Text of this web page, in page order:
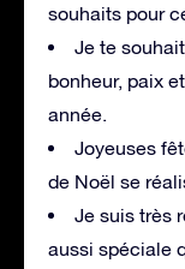
souhaits pour
Je te
bonheur, paix
année.
Joyeuses
de Noël se
Je suis très
aussi spéciale